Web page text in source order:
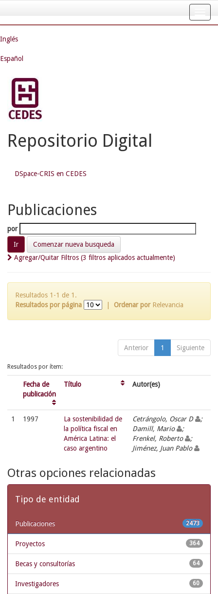
navigation
Inglés
Español
Repositorio Digital
DSpace-CRIS en CEDES
Publicaciones
por
Comenzar nueva busqueda
Agregar/Quitar Filtros (3 filtros aplicados actualmente)
Resultados 1-1 de 1.
Resultados por página
Ordenar por Relevancia
Anterior 1 Siguiente
Resultados por ítem:
Fecha de
publicación
Título Autor(es)
1 1997
La sostenibilidad de
la política fiscal en
América Latina: el
caso argentino
Cetrángolo, Oscar D
;
Damill, Mario
;
Frenkel, Roberto
;
Jiménez, Juan Pablo
Otras opciones relacionadas
Tipo de entidad
2473
Publicaciones
364
Proyectos
64
Becas y consultorías
60
Investigadores